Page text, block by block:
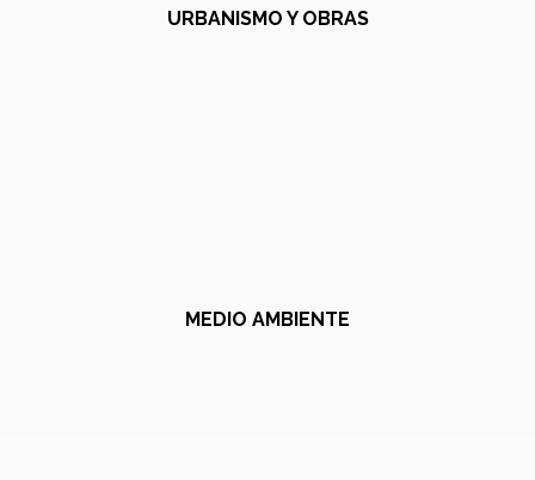
URBANISMO Y OBRAS
MEDIO AMBIENTE